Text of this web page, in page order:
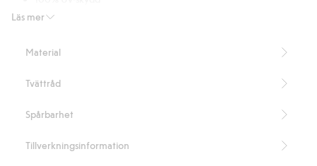
Läs merCat./kat. 3
Artikelnummer
Material
Tvättråd
Spårbarhet
Tillverkningsinformation